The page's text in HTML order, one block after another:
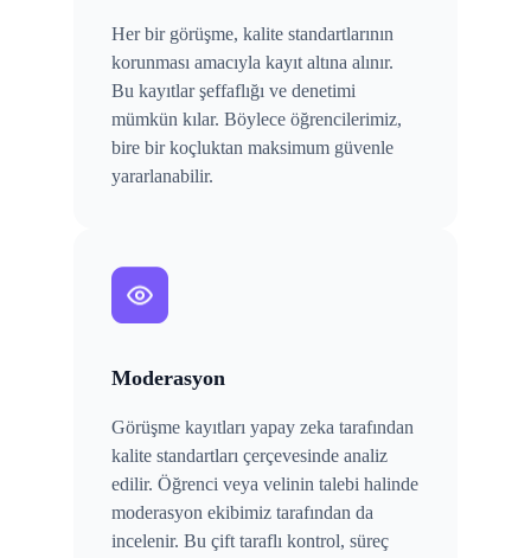
Her bir görüşme, kalite standartlarının
korunması amacıyla kayıt altına alınır.
Bu kayıtlar şeffaflığı ve denetimi
mümkün kılar. Böylece öğrencilerimiz,
bire bir koçluktan maksimum güvenle
yararlanabilir.
Moderasyon
Görüşme kayıtları yapay zeka tarafından
kalite standartları çerçevesinde analiz
edilir. Öğrenci veya velinin talebi halinde
moderasyon ekibimiz tarafından da
incelenir. Bu çift taraflı kontrol, süreç